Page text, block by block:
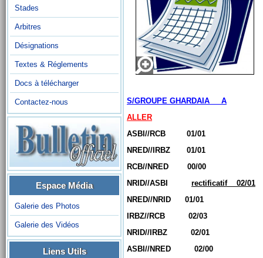
Stades
Arbitres
Désignations
Textes & Réglements
Docs à télécharger
Contactez-nous
Espace Média
Galerie des Photos
Galerie des Vidéos
Liens Utils
S/GROUPE GHARDAIA A
ALLER
ASBI//RCB 01/01
NRED//IRBZ 01/01
RCB//NRED 00/00
NRID//ASBI rectificatif 02/01
NRED//NRID 01/01
IRBZ//RCB 02/03
NRID//IRBZ 02/01
ASBI//NRED 02/00